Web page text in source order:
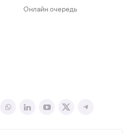
Онлайн очередь